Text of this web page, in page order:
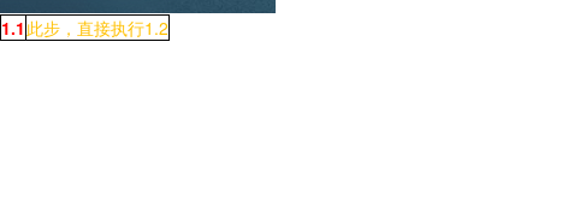
1.1 此步，直接执行1.2